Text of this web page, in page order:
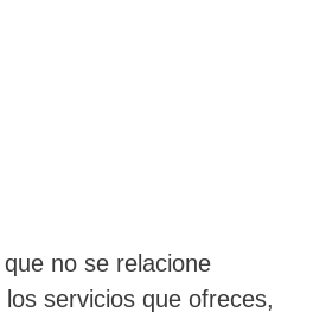
no se relacione
servicios que ofreces,